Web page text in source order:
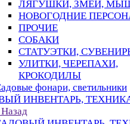
ЛЯГУШКИ, ЗМЕИ,
НОВОГОДНИЕ
ПРОЧИЕ
СОБАКИ
СТАТУЭТКИ,
УЛИТКИ, ЧЕРЕПАХИ,
КРОКОДИЛЫ
фонари, светильники
ИНВЕНТАРЬ,
Назад